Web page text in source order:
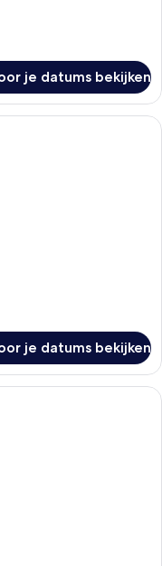
je datums bekijken
met twee bedden,
je datums bekijken
met twee bedden,